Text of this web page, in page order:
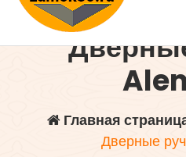
Главная
Дверные